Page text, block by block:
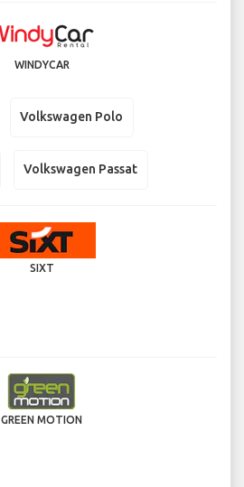
WINDYCAR
Volkswagen Polo
Volkswagen Passat
SIXT
GREEN MOTION